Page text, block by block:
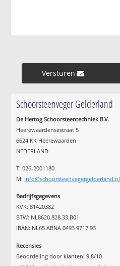
Versturen »
Schoorsteenveger Gelderland
De Hertog Schoorsteentechniek B.V.
Heerewaardensestraat 5
6624 KK Heerewaarden
NEDERLAND
T: 026-2001180
M: info@schoorsteenvegergelderland.nl
Bedrijfsgegevens
KVK: 81420382
BTW: NL8620.828.33.B01
IBAN: NL65 ABNA 0493 9717 93
Recensies
Beoordeling door klanten:9.8/10